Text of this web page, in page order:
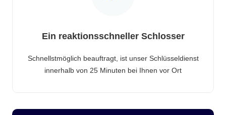
Ein reaktionsschneller Schlosser
Schnellstmöglich beauftragt, ist unser Schlüsseldienst
innerhalb von 25 Minuten bei Ihnen vor Ort